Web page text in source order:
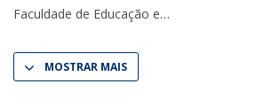
Faculdade de Educação e
MOSTRAR MAIS